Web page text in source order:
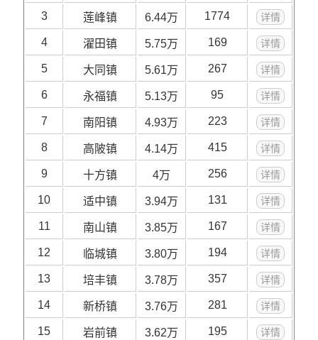
3 莲峰镇 6.44万 1774 详情
4 濯田镇 5.75万 169 详情
5 大同镇 5.61万 267 详情
6 永福镇 5.13万 95 详情
7 南阳镇 4.93万 223 详情
8 高陂镇 4.14万 415 详情
9 十方镇 4万 256 详情
10 适中镇 3.94万 131 详情
11 南山镇 3.85万 167 详情
12 临城镇 3.80万 194 详情
13 培丰镇 3.78万 357 详情
14 新桥镇 3.76万 281 详情
15 岩前镇 3.62万 195 详情